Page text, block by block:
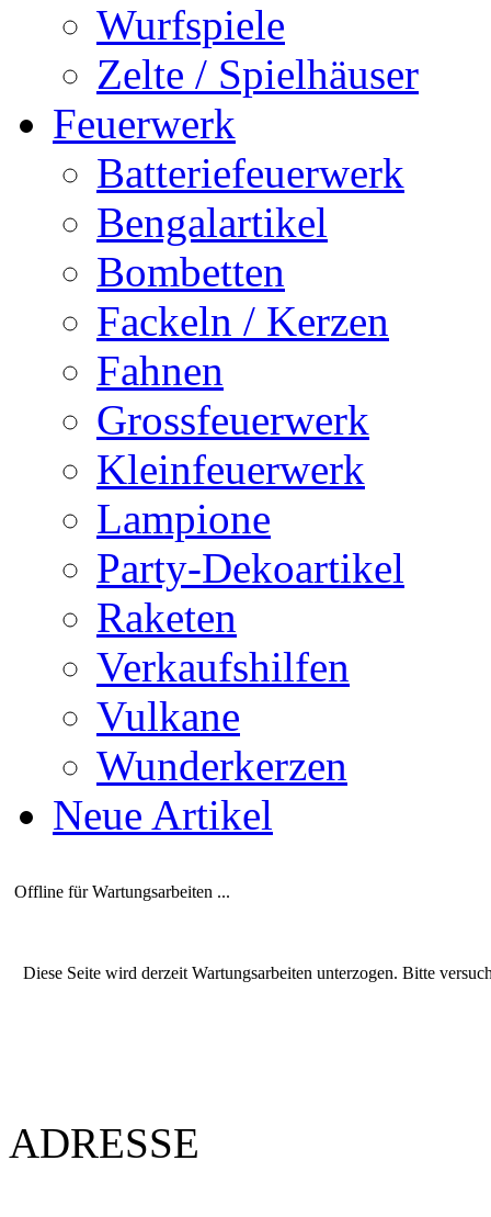
Wurfspiele
Zelte / Spielhäuser
Feuerwerk
Batteriefeuerwerk
Bengalartikel
Bombetten
Fackeln / Kerzen
Fahnen
Grossfeuerwerk
Kleinfeuerwerk
Lampione
Party-Dekoartikel
Raketen
Verkaufshilfen
Vulkane
Wunderkerzen
Neue Artikel
Offline für Wartungsarbeiten ...
Diese Seite wird derzeit Wartungsarbeiten unterzogen. Bitte
ADRESSE